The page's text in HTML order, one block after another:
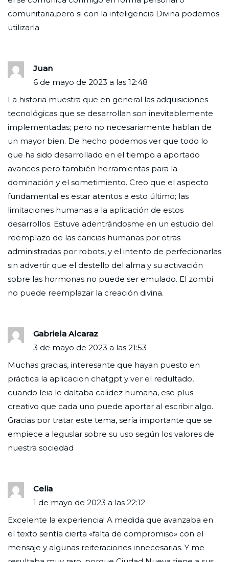
comunitaria,pero si con la inteligencia Divina podemos
utilizarla
Juan
6 de mayo de 2023 a las 12:48
La historia muestra que en general las adquisiciones
tecnológicas que se desarrollan son inevitablemente
implementadas; pero no necesariamente hablan de
un mayor bien. De hecho podemos ver que todo lo
que ha sido desarrollado en el tiempo a aportado
avances pero también herramientas para la
dominación y el sometimiento. Creo que el aspecto
fundamental es estar atentos a esto último; las
limitaciones humanas a la aplicación de estos
desarrollos. Estuve adentrándosme en un estudio del
reemplazo de las caricias humanas por otras
administradas por robots, y el intento de perfecionarlas
sin advertir que el destello del alma y su activación
sobre las hormonas no puede ser emulado. El zombi
no puede reemplazar la creación divina.
Gabriela Alcaraz
3 de mayo de 2023 a las 21:53
Muchas gracias, interesante que hayan puesto en
práctica la aplicacion chatgpt y ver el redultado,
cuando leia le daltaba calidez humana, ese plus
creativo que cada uno puede aportar al escribir algo.
Gracias por tratar este tema, sería importante que se
empiece a leguslar sobre su uso según los valores de
nuestra sociedad
Celia
1 de mayo de 2023 a las 22:12
Excelente la experiencia! A medida que avanzaba en
el texto sentía cierta «falta de compromiso» con el
mensaje y algunas reiteraciones innecesarias. Y me